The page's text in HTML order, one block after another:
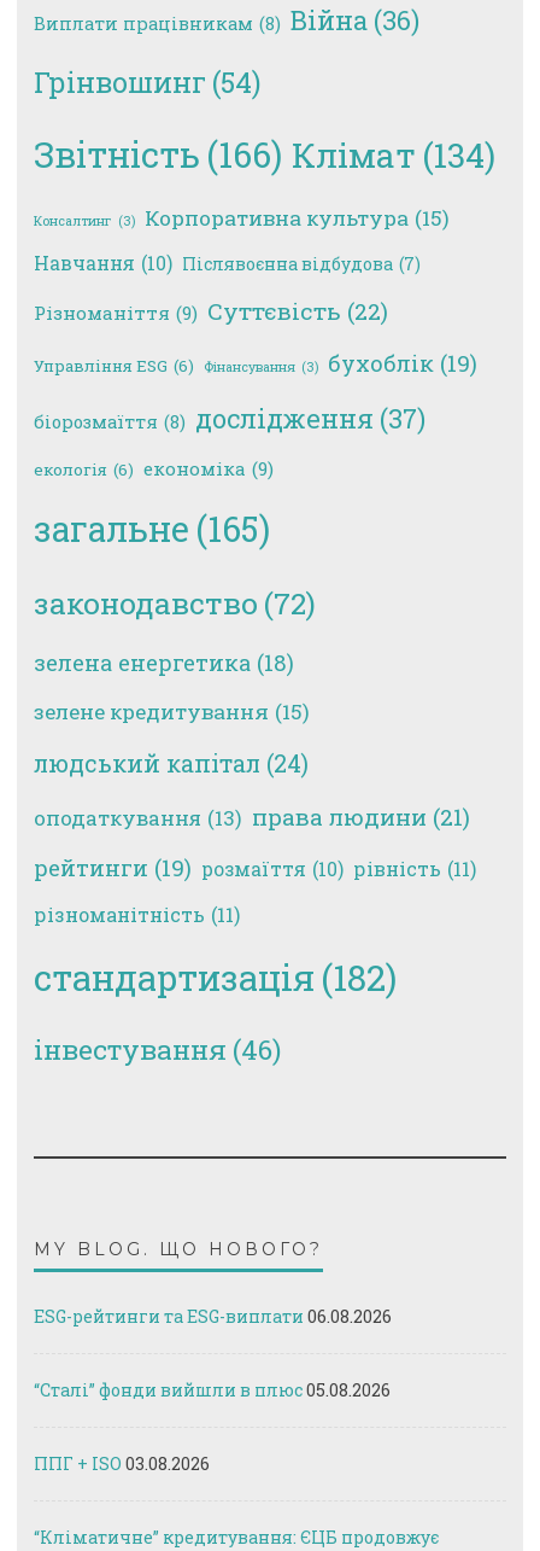
Виплати працівникам (8) Війна (36)
Грінвошинг (54)
Звітність (166) Клімат (134)
Консалтинг (3) Корпоративна культура (15)
Навчання (10) Післявоєнна відбудова (7)
Різноманіття (9) Суттєвість (22)
Управління ESG (6) Фінансування (3) бухоблік (19)
біорозмаїття (8) дослідження (37)
екологія (6) економіка (9)
загальне (165)
законодавство (72)
зелена енергетика (18)
зелене кредитування (15)
людський капітал (24)
оподаткування (13) права людини (21)
рейтинги (19) розмаїття (10) рівність (11)
різноманітність (11)
стандартизація (182)
інвестування (46)
MY BLOG. ЩО НОВОГО?
ESG-рейтинги та ESG-виплати 06.08.2026
“Сталі” фонди вийшли в плюс05.08.2026
ППГ + ISO 03.08.2026
“Кліматичне” кредитування: ЄЦБ продовжує